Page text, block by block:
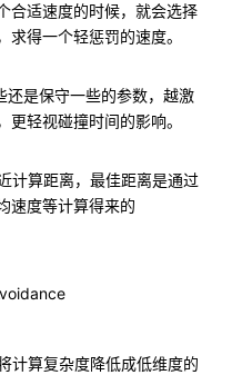
合适速度的时候，就会选择
得一个轻惩罚的速度。
还是保守一些的参数，越激
轻视碰撞时间的影响。
计算距离，最佳距离是通过
速度等计算得来的
计算复杂度降低成低维度的